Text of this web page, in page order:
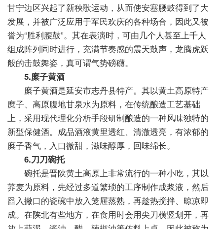
甘宁边区兴起了新秧歌运动，从而使安塞腰鼓得到了大
发展，并被广泛应用于军民欢庆的各种场合，因此又被
誉为“胜利腰鼓”。其在表演时，可由几个人甚至上千人
组成阵列同时进行，充满节奏感的震天鼓声，龙腾虎跃
般的击鼓舞姿，真可谓气势磅礴。
5.糜子黄酒
糜子黄酒是延安市志丹县特产。其以黄土高原特产
糜子、高原腹地甘泉水为原料，在传统酿造工艺基础
上，采用现代理化分析手段研制酿造的一种风味独特的
新型保健酒。成品酒液黄里透红、清澈透亮，有浓郁的
糜子香气，入口微甜，滋味醇厚，回味绵长。
6.刀刀碗托
碗托是晋陕黄土高原上非常流行的一种小吃，其以
荞麦为原料，先经过多道繁琐的工序制作成浆液，然后
舀入撇口的瓷碗中放入笼屉蒸熟，再趁热搅拌、晾凉即
成。在陕北有些地方，在食用时会用尖刀横竖划开，再